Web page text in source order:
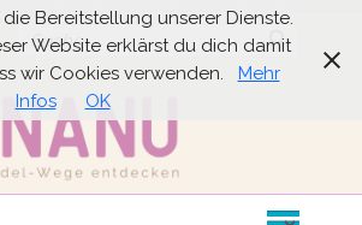
Suche
Bereitstellung unserer Dienste.
Website erklärst du dich damit
wir Cookies verwenden.
Mehr
Infos
OK